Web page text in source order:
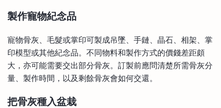
製作寵物紀念品
寵物骨灰、毛髮或掌印可製成吊墜、手鏈、晶石、相架、掌
印模型或其他紀念品。不同物料和製作方式的價錢差距頗
大，亦可能需要交出部分骨灰。訂製前應問清楚所需骨灰分
量、製作時間，以及剩餘骨灰會如何交還。
把骨灰種入盆栽